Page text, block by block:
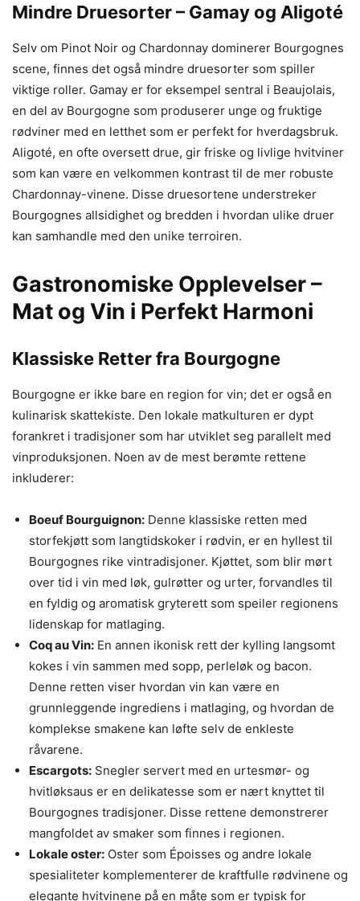
Mindre Druesorter – Gamay og Aligoté
Selv om Pinot Noir og Chardonnay dominerer Bourgognes
scene, finnes det også mindre druesorter som spiller
viktige roller. Gamay er for eksempel sentral i Beaujolais,
en del av Bourgogne som produserer unge og fruktige
rødviner med en letthet som er perfekt for hverdagsbruk.
Aligoté, en ofte oversett drue, gir friske og livlige hvitviner
som kan være en velkommen kontrast til de mer robuste
Chardonnay-vinene. Disse druesortene understreker
Bourgognes allsidighet og bredden i hvordan ulike druer
kan samhandle med den unike terroiren.
Gastronomiske Opplevelser –
Mat og Vin i Perfekt Harmoni
Klassiske Retter fra Bourgogne
Bourgogne er ikke bare en region for vin; det er også en
kulinarisk skattekiste. Den lokale matkulturen er dypt
forankret i tradisjoner som har utviklet seg parallelt med
vinproduksjonen. Noen av de mest berømte rettene
inkluderer:
Boeuf Bourguignon: Denne klassiske retten med
storfekjøtt som langtidskoker i rødvin, er en hyllest til
Bourgognes rike vintradisjoner. Kjøttet, som blir mørt
over tid i vin med løk, gulrøtter og urter, forvandles til
en fyldig og aromatisk gryterett som speiler regionens
lidenskap for matlaging.
Coq au Vin: En annen ikonisk rett der kylling langsomt
kokes i vin sammen med sopp, perleløk og bacon.
Denne retten viser hvordan vin kan være en
grunnleggende ingrediens i matlaging, og hvordan de
komplekse smakene kan løfte selv de enkleste
råvarene.
Escargots: Snegler servert med en urtesmør- og
hvitløksaus er en delikatesse som er nært knyttet til
Bourgognes tradisjoner. Disse rettene demonstrerer
mangfoldet av smaker som finnes i regionen.
Lokale oster: Oster som Époisses og andre lokale
spesialiteter komplementerer de kraftfulle rødvinene og
elegante hvitvinene på en måte som er typisk for